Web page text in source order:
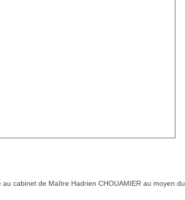
cabinet de Maître Hadrien CHOUAMIER au moyen du